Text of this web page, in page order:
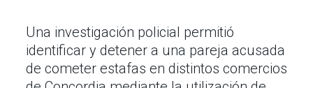
Una investigación policial permitió
identificar y detener a una pareja acusada
de cometer estafas en distintos comercios